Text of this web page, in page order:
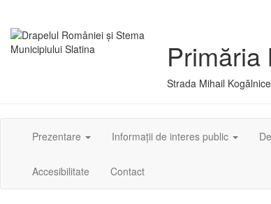
Primăria
Strada Mihail
Prezentare Informații de interes public
Accesibilitate Contact